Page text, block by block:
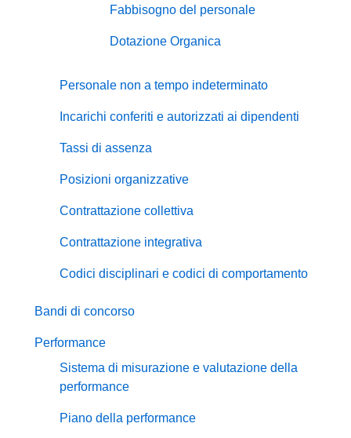
Fabbisogno del personale
Dotazione Organica
Personale non a tempo indeterminato
Incarichi conferiti e autorizzati ai dipendenti
Tassi di assenza
Posizioni organizzative
Contrattazione collettiva
Contrattazione integrativa
Codici disciplinari e codici di comportamento
Bandi di concorso
Performance
Sistema di misurazione e valutazione della
performance
Piano della performance